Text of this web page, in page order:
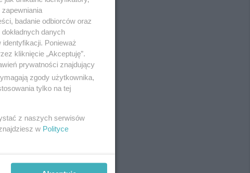
badanie odbiorców oraz
danych
Ponieważ
kliknięcie „Akceptuję”.
prywatności znajdujący
zgody użytkownika,
tylko na tej
z naszych serwisów
w Polityce